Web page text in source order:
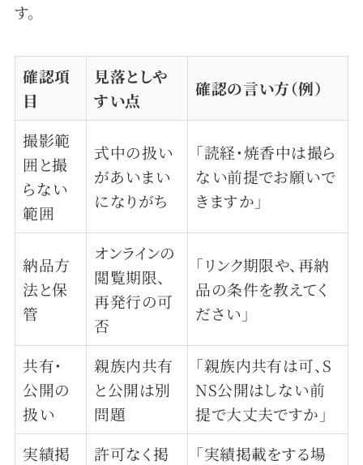
す。
確認項
目
見落としや
すい点
確認の言い方（例）
撮影範
囲と撮
らない
範囲
式中の扱い
があいまい
になりがち
「読経・焼香中は撮ら
ない前提でお願いで
きますか」
納品方
法と保
管
オンラインの
閲覧期限、
再発行の可
否
「リンク期限や、再納
品の条件を教えてく
ださい」
共有・
公開の
扱い
親族内共有
と公開は別
問題
「親族内共有は可、S
NS公開はしない前
提で大丈夫ですか」
実績掲
許可なく掲
「実績掲載をする場